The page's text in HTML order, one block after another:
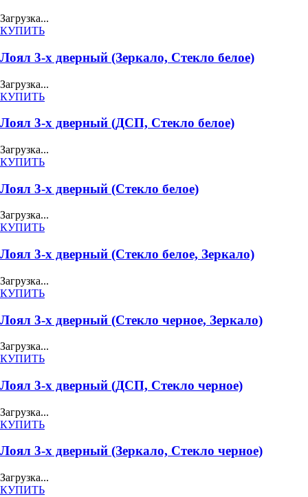
Загрузка...
КУПИТЬ
Лоял 3-х дверный (Зеркало, Стекло белое)
Загрузка...
КУПИТЬ
Лоял 3-х дверный (ДСП, Стекло белое)
Загрузка...
КУПИТЬ
Лоял 3-х дверный (Стекло белое)
Загрузка...
КУПИТЬ
Лоял 3-х дверный (Стекло белое, Зеркало)
Загрузка...
КУПИТЬ
Лоял 3-х дверный (Стекло черное, Зеркало)
Загрузка...
КУПИТЬ
Лоял 3-х дверный (ДСП, Стекло черное)
Загрузка...
КУПИТЬ
Лоял 3-х дверный (Зеркало, Стекло черное)
Загрузка...
КУПИТЬ